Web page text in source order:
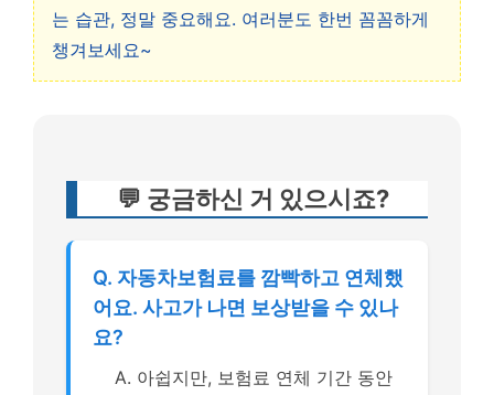
는 습관, 정말 중요해요. 여러분도 한번 꼼꼼하게
챙겨보세요~
💬 궁금하신 거 있으시죠?
Q. 자동차보험료를 깜빡하고 연체했
어요. 사고가 나면 보상받을 수 있나
요?
A. 아쉽지만, 보험료 연체 기간 동안